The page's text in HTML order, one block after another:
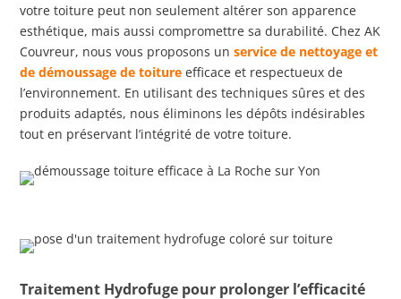
votre toiture peut non seulement altérer son apparence
esthétique, mais aussi compromettre sa durabilité. Chez AK
Couvreur, nous vous proposons unservice de nettoyage et
de démoussage de toiture efficace et respectueux de
l’environnement. En utilisant des techniques sûres et des
produits adaptés, nous éliminons les dépôts indésirables
tout en préservant l’intégrité de votre toiture.
Traitement Hydrofuge pour prolonger l’efficacité